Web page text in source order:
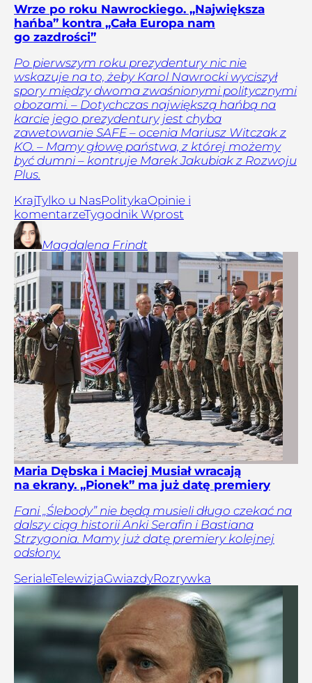
Wrze po roku Nawrockiego. „Największa
hańba” kontra „Cała Europa nam
go zazdrości”
Po pierwszym roku prezydentury nic nie
wskazuje na to, żeby Karol Nawrocki wyciszył
spory między dwoma zwaśnionymi politycznymi
obozami. – Dotychczas największą hańbą na
karcie jego prezydentury jest chyba
zawetowanie SAFE – ocenia Mariusz Witczak z
KO. – Mamy głowę państwa, z której możemy
być dumni – kontruje Marek Jakubiak z Rozwoju
Plus.
KrajTylko u NasPolitykaOpinie i
komentarzeTygodnik Wprost
Magdalena Frindt
Maria Dębska i Maciej Musiał wracają
na ekrany. „Pionek” ma już datę premiery
Fani „Ślebody” nie będą musieli długo czekać na
dalszy ciąg historii Anki Serafin i Bastiana
Strzygonia. Mamy już datę premiery kolejnej
odsłony.
SerialeTelewizjaGwiazdyRozrywka